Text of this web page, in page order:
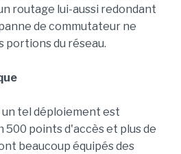
routage lui-aussi redondant
de commutateur ne
portions du réseau.
tel déploiement est
500 points d'accès et plus de
beaucoup équipés des